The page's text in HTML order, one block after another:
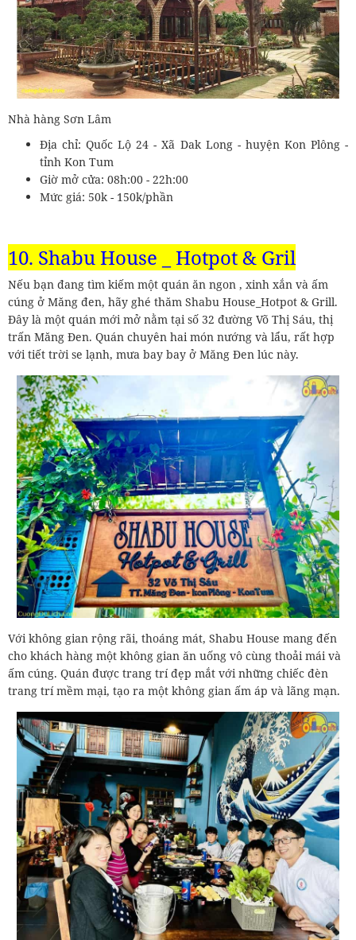
Nhà hàng Sơn Lâm
Địa chỉ: Quốc Lộ 24 - Xã Dak Long - huyện Kon Plông -
tỉnh Kon Tum
Giờ mở cửa: 08h:00 - 22h:00
Mức giá: 50k - 150k/phần
10. Shabu House _ Hotpot & Gril
Nếu bạn đang tìm kiếm một quán ăn ngon , xinh xắn và ấm
cúng ở Măng đen, hãy ghé thăm Shabu House_Hotpot & Grill.
Đây là một quán mới mở nằm tại số 32 đường Võ Thị Sáu, thị
trấn Măng Đen. Quán chuyên hai món nướng và lẩu, rất hợp
với tiết trời se lạnh, mưa bay bay ở Măng Đen lúc này.
Với không gian rộng rãi, thoáng mát, Shabu House mang đến
cho khách hàng một không gian ăn uống vô cùng thoải mái và
ấm cúng. Quán được trang trí đẹp mắt với những chiếc đèn
trang trí mềm mại, tạo ra một không gian ấm áp và lãng mạn.